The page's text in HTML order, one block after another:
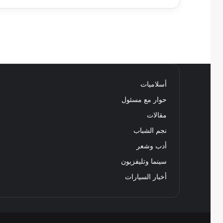
أسلاميات
حوار مع مسئول
مقالات
نجم الشباب
أدب وشعر
سينما وتليفزيون
أخبار السيارات